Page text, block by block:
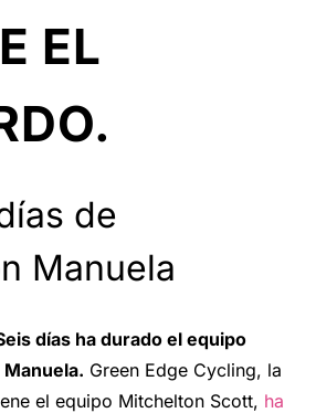
EL
de
Manuela
días ha durado el equipo
Green Edge Cycling, la
el equipo Mitchelton Scott, ha